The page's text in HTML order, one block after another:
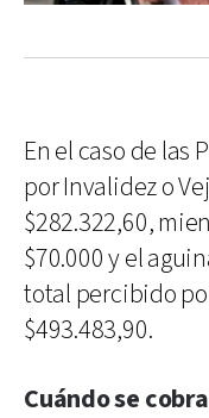
En el caso de las
por Invalidez o
$282.322,60,
$70.000 y el
total percibido
$493.483,90.
Cuándo se